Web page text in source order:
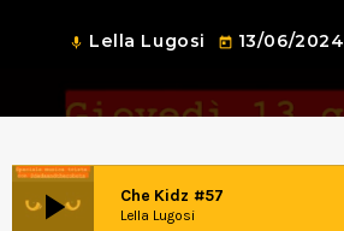
mic Lella Lugosi today 13/06/2024
play_arrow Che Kidz #57
Lella Lugosi